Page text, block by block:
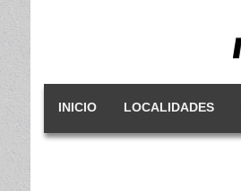
INICIO LOCALIDADES